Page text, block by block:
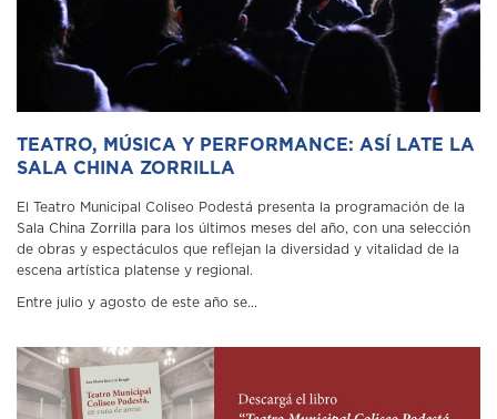
TEATRO, MÚSICA Y PERFORMANCE: ASÍ LATE LA
SALA CHINA ZORRILLA
El Teatro Municipal Coliseo Podestá presenta la programación de la
Sala China Zorrilla para los últimos meses del año, con una selección
de obras y espectáculos que reflejan la diversidad y vitalidad de la
escena artística platense y regional.
Entre julio y agosto de este año se...